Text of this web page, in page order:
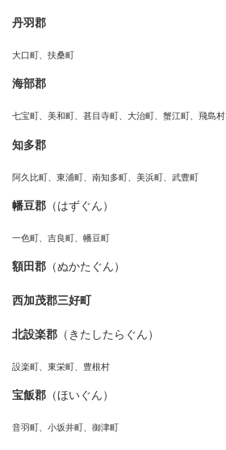
丹羽郡
大口町、扶桑町
海部郡
七宝町、美和町、甚目寺町、大治町、蟹江町、飛島村
知多郡
阿久比町、東浦町、南知多町、美浜町、武豊町
幡豆郡 （はずぐん）
一色町、吉良町、幡豆町
額田郡 （ぬかたぐん）
西加茂郡三好町
北設楽郡 （きたしたらぐん）
設楽町、東栄町、豊根村
宝飯郡 （ほいぐん）
音羽町、小坂井町、御津町